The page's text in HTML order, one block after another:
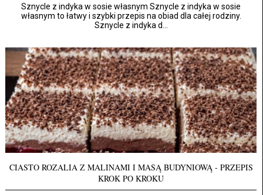
Sznycle z indyka w sosie własnym Sznycle z indyka w sosie
własnym to łatwy i szybki przepis na obiad dla całej rodziny.
Sznycle z indyka d...
CIASTO ROZALIA Z MALINAMI I MASĄ BUDYNIOWĄ - PRZEPIS
KROK PO KROKU